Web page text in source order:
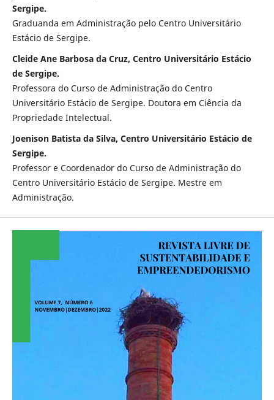
Sergipe.
Graduanda em Administração pelo Centro Universitário
Estácio de Sergipe.
Cleide Ane Barbosa da Cruz, Centro Universitário Estácio
de Sergipe.
Professora do Curso de Administração do Centro
Universitário Estácio de Sergipe. Doutora em Ciência da
Propriedade Intelectual.
Joenison Batista da Silva, Centro Universitário Estácio de
Sergipe.
Professor e Coordenador do Curso de Administração do
Centro Universitário Estácio de Sergipe. Mestre em
Administração.